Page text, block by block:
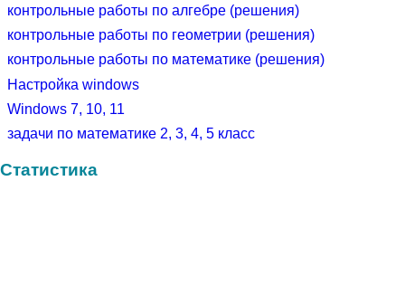
контрольные работы по алгебре (решения)
контрольные работы по геометрии (решения)
контрольные работы по математике (решения)
Настройка windows
Windows 7, 10, 11
задачи по математике 2, 3, 4, 5 класс
Статистика